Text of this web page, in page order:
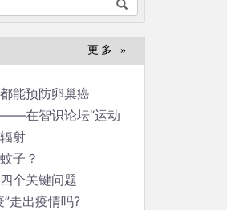
更多 »
能预防卵巢癌
在智识论坛“运动
射
子？
个关键问题
走出疫情吗?